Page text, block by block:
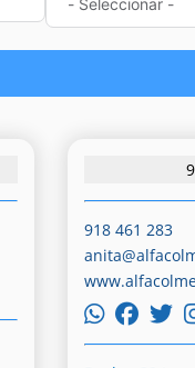
918 461 283